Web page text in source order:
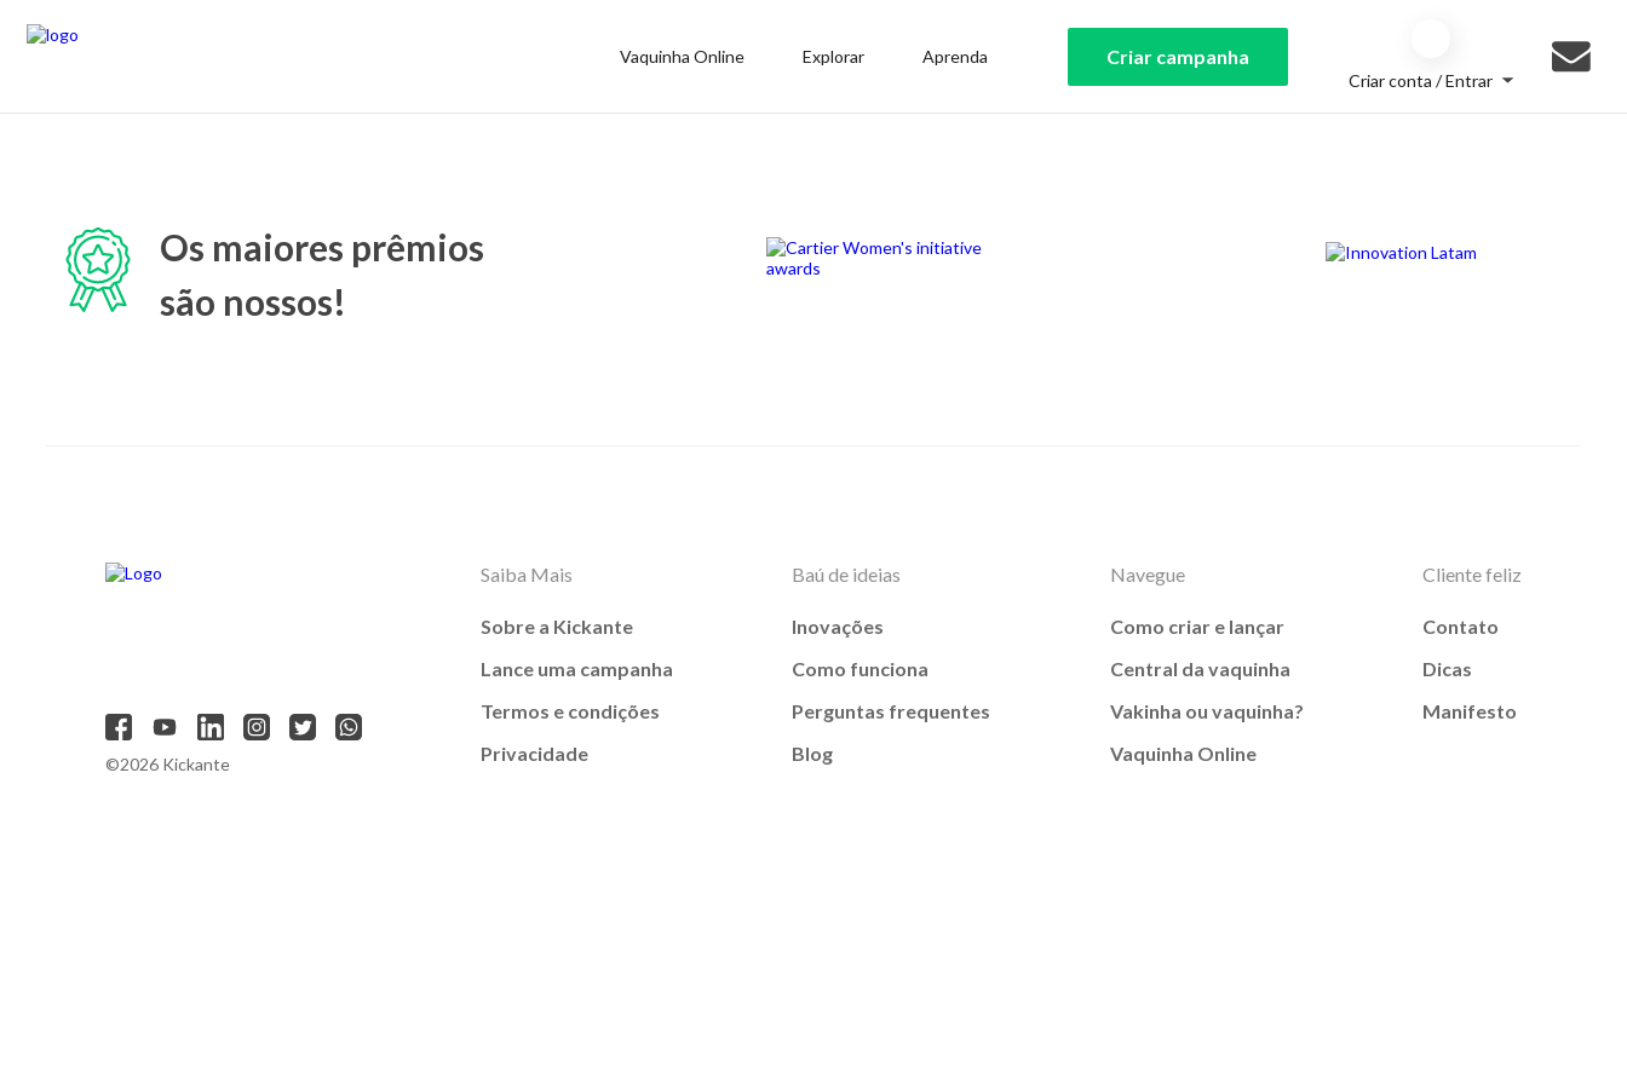
Vaquinha Online Explorar Aprenda Criar campanha
Criar conta / Entrar
Os maiores prêmios
são nossos!
©2026 Kickante
Saiba Mais
Sobre a Kickante
Lance uma campanha
Termos e condições
Privacidade
Baú de ideias
Inovações
Como funciona
Perguntas frequentes
Blog
Navegue
Como criar e lançar
Central da vaquinha
Vakinha ou vaquinha?
Vaquinha Online
Cliente feliz
Contato
Dicas
Manifesto